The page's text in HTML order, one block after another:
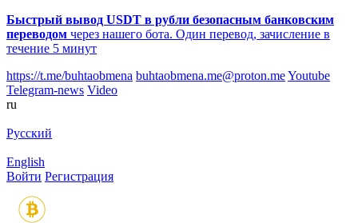
Быстрый вывод USDT в рубли безопасным банковским
переводом через нашего бота. Один перевод, зачисление в
течение 5 минут
https://t.me/buhtaobmena buhtaobmena.me@proton.meYoutube
Telegram-news Video
ru
Русский
English
Войти Регистрация